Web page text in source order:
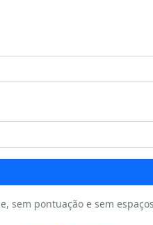
sem pontuação e sem